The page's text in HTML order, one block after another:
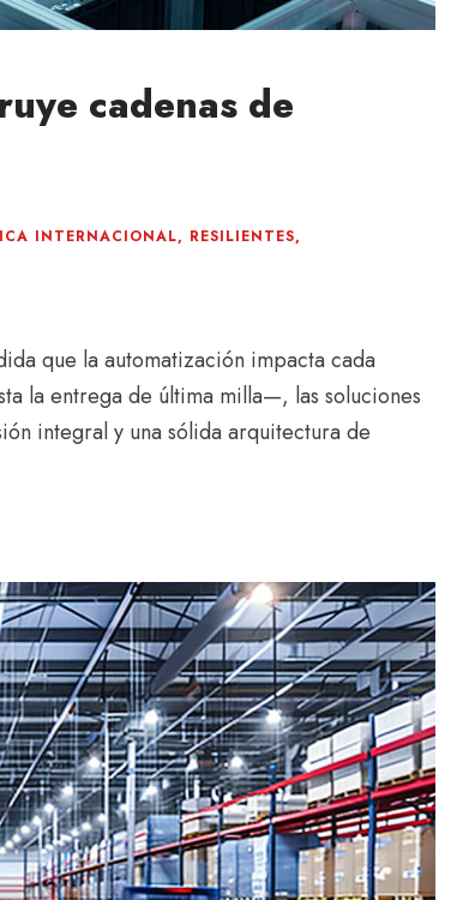
cadenas de
INTERNACIONAL, RESILIENTES,
que la automatización impacta cada
la entrega de última milla—, las soluciones
integral y una sólida arquitectura de